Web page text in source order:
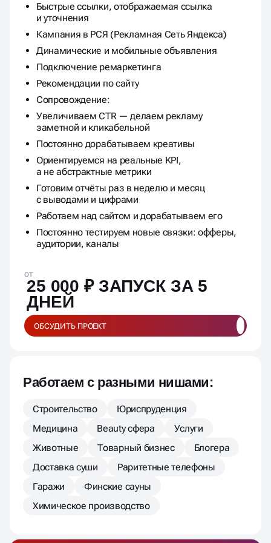
Быстрые ссылки, отображаемая ссылка
и уточнения
Кампания в РСЯ (Рекламная Сеть Яндекса)
Динамические и мобильные объявления
Подключение ремаркетинга
Рекомендации по сайту
Сопровождение:
Увеличиваем CTR — делаем рекламу
заметной и кликабельной
Постоянно дорабатываем креативы
Ориентируемся на реальные KPI,
а не абстрактные метрики
Готовим отчёты раз в неделю и месяц
с выводами и цифрами
Работаем над сайтом и дорабатываем его
Постоянно тестируем новые связки: офферы,
аудитории, каналы
от
25 000 ₽ ЗАПУСК ЗА 5
ДНЕЙ
ОБСУДИТЬ ПРОЕКТ
Работаем с разными нишами:
Строительство
Юриспруденция
Медицина
Beauty сфера
Услуги
Животные
Товарный бизнес
Блогера
Доставка суши
Раритетные телефоны
Гаражи
Финские сауны
Химическое производство